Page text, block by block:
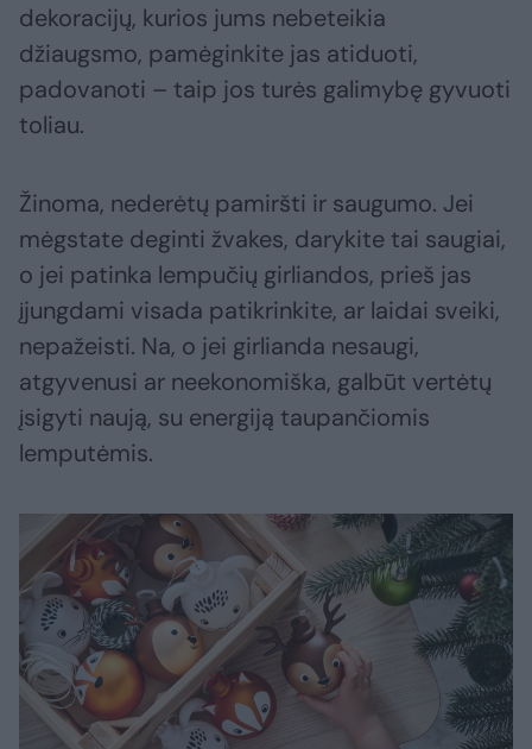
dekoracijų, kurios jums nebeteikia
džiaugsmo, pamėginkite jas atiduoti,
padovanoti – taip jos turės galimybę gyvuoti
toliau.
Žinoma, nederėtų pamiršti ir saugumo. Jei
mėgstate deginti žvakes, darykite tai saugiai,
o jei patinka lempučių girliandos, prieš jas
įjungdami visada patikrinkite, ar laidai sveiki,
nepažeisti. Na, o jei girlianda nesaugi,
atgyvenusi ar neekonomiška, galbūt vertėtų
įsigyti naują, su energiją taupančiomis
lemputėmis.